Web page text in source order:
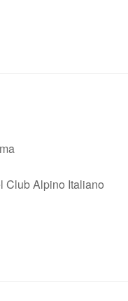
Club Alpino Italiano